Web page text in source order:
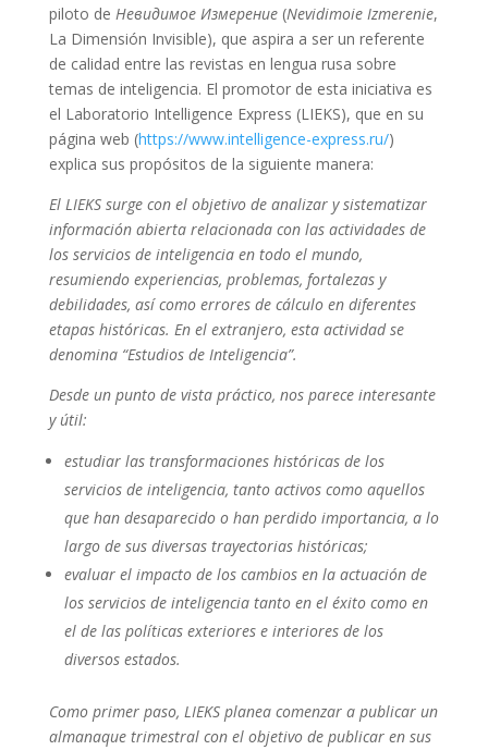
piloto de Невидимое Измерение(Nevidimoie Izmerenie,
La Dimensión Invisible), que aspira a ser un referente
de calidad entre las revistas en lengua rusa sobre
temas de inteligencia. El promotor de esta iniciativa es
el Laboratorio Intelligence Express (LIEKS), que en su
página web (https://www.intelligence-express.ru/)
explica sus propósitos de la siguiente manera:
El LIEKS surge con el objetivo de analizar y sistematizar
información abierta relacionada con las actividades de
los servicios de inteligencia en todo el mundo,
resumiendo experiencias, problemas, fortalezas y
debilidades, así como errores de cálculo en diferentes
etapas históricas. En el extranjero, esta actividad se
denomina “Estudios de Inteligencia”.
Desde un punto de vista práctico, nos parece interesante
y útil:
estudiar las transformaciones históricas de los
servicios de inteligencia, tanto activos como aquellos
que han desaparecido o han perdido importancia, a lo
largo de sus diversas trayectorias históricas;
evaluar el impacto de los cambios en la actuación de
los servicios de inteligencia tanto en el éxito como en
el de las políticas exteriores e interiores de los
diversos estados.
Como primer paso, LIEKS planea comenzar a publicar un
almanaque trimestral con el objetivo de publicar en sus